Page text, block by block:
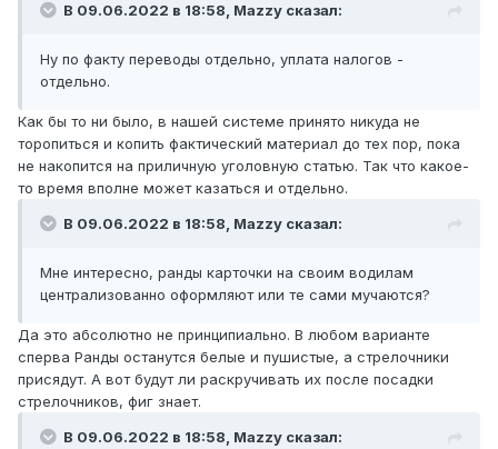
В 09.06.2022 в 18:58, Mazzy сказал:
Ну по факту переводы отдельно, уплата налогов -
отдельно.
Как бы то ни было, в нашей системе принято никуда не
торопиться и копить фактический материал до тех пор, пока
не накопится на приличную уголовную статью. Так что какое-
то время вполне может казаться и отдельно.
В 09.06.2022 в 18:58, Mazzy сказал:
Мне интересно, ранды карточки на своим водилам
централизованно оформляют или те сами мучаются?
Да это абсолютно не принципиально. В любом варианте
сперва Ранды останутся белые и пушистые, а стрелочники
присядут. А вот будут ли раскручивать их после посадки
стрелочников, фиг знает.
В 09.06.2022 в 18:58, Mazzy сказал: